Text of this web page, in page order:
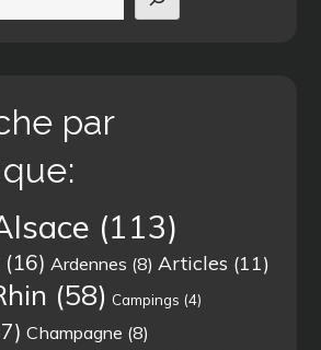
par
(113)
(16) Ardennes (8) Articles (11)
(58) Campings (4)
Champagne (8)